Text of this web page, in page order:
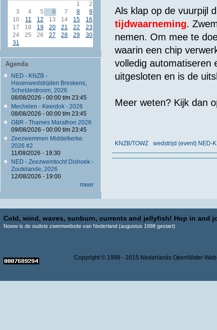
1
2
3
4 5 6 7 8
9
10
11 12 13 14 15
16
17
18 19 20 21 22
23
24
25 26 27 28 29
30
31
Agenda
NED - KNZB -
Havenwedstrijden Breskens,
Scheldestroom, 2026
08/08/2026 - 00:00t/m 23:45
Mechelen - Keerdok - 2026
08/08/2026 - 00:00t/m 23:45
GBR - Thames Marathon 2026
09/08/2026 - 00:00t/m 23:45
Zeezwemmen Middelkerke
2026 #2
11/08/2026 - 19:30
NED - Zeezwemtocht Dishoek -
Zoutelande, 2026
12/08/2026 - 19:00
meer
Als klap op de vuurpijl
tijdwaarneming.
nemen. Om mee te
waarin een chip
volledig automatiseren
uitgesloten en is de
Meer weten? Kijk dan
KNZB/TOWZ wedstrijd (event) NED-
Cold, wind, waves, sunburn, currents and jellyfish! Hop in and
Noww is de oudste zwemwebsite van Nederland (augustus 1998 gestart)
Copyright © 1998 - 2015 Nederlands OpenWater